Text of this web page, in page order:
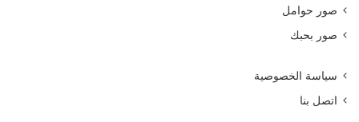
صور حوامل
صور بحبك
سياسة الخصوصية
اتصل بنا